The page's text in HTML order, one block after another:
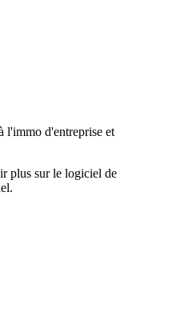
l'immo d'entreprise et
plus sur le logiciel de